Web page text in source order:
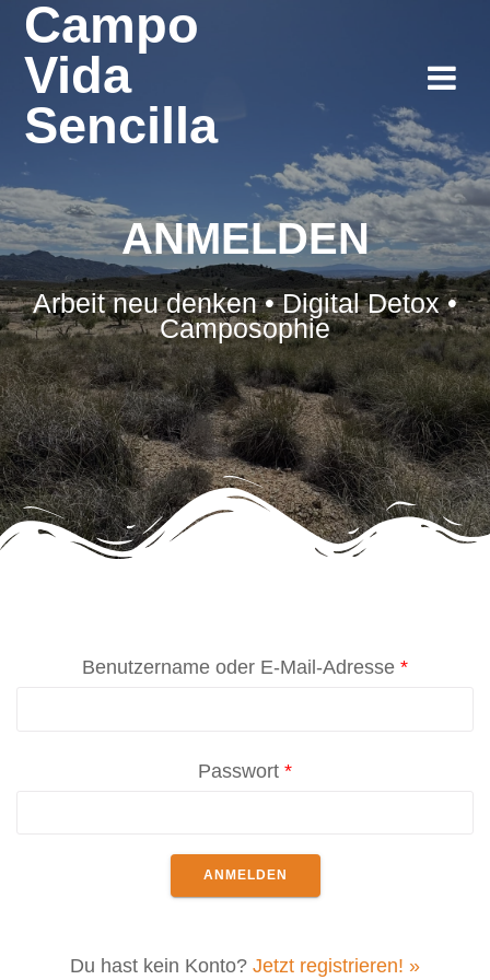
Campo
Vida
Sencilla
ANMELDEN
Arbeit neu denken • Digital Detox •
Camposophie
Benutzername oder E-Mail-Adresse *
Passwort *
Du hast kein Konto? Jetzt registrieren! »